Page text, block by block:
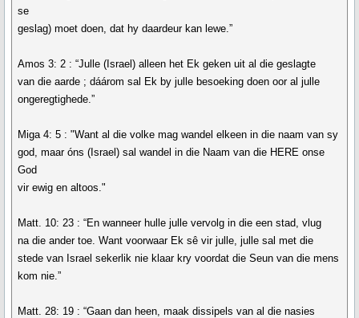
se
geslag) moet doen, dat hy daardeur kan lewe.”
Amos 3: 2 : “Julle (Israel) alleen het Ek geken uit al die geslagte
van die aarde ; dáárom sal Ek by julle besoeking doen oor al julle
ongeregtighede.”
Miga 4: 5 : "Want al die volke mag wandel elkeen in die naam van sy
god, maar óns (Israel) sal wandel in die Naam van die HERE onse
God
vir ewig en altoos."
Matt. 10: 23 : “En wanneer hulle julle vervolg in die een stad, vlug
na die ander toe. Want voorwaar Ek sê vir julle, julle sal met die
stede van Israel sekerlik nie klaar kry voordat die Seun van die mens
kom nie.”
Matt. 28: 19 : “Gaan dan heen, maak dissipels van al die nasies